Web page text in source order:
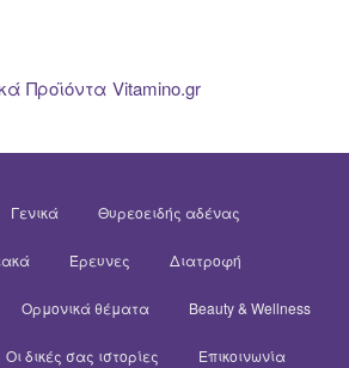
Προϊόντα Vitamino.gr
Γενικά Θυρεοειδής αδένας
Έρευνες Διατροφή
Ορμονικά θέματα Beauty & Wellness
Οι δικές σας ιστορίες Επικοινωνία